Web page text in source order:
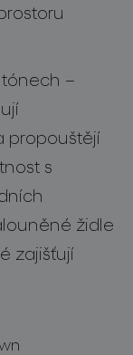
–
propouštějí
s
židle
zajišťují